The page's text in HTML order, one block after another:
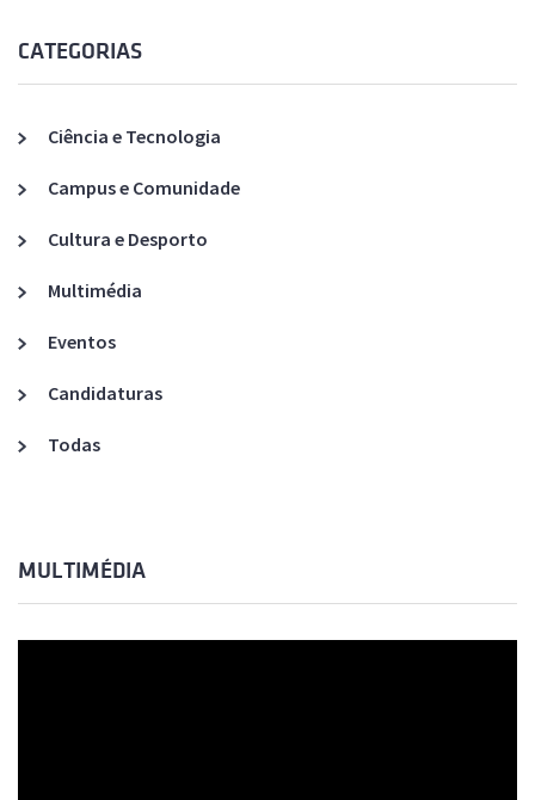
CATEGORIAS
Ciência e Tecnologia
Campus e Comunidade
Cultura e Desporto
Multimédia
Eventos
Candidaturas
Todas
MULTIMÉDIA